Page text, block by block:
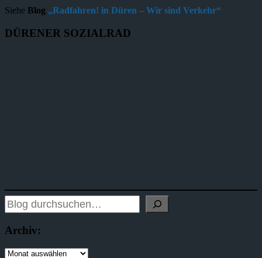
Siehe Blog „Radfahren! in Düren – Wir sind Verkehr“
DÜRENER SOZIALRAD
Archiv: